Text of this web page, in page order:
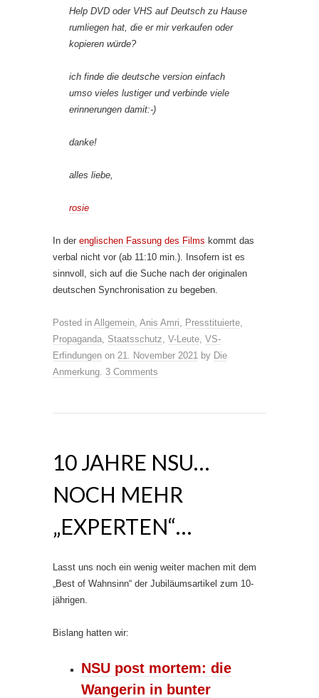
Help DVD oder VHS auf Deutsch zu Hause
rumliegen hat, die er mir verkaufen oder
kopieren würde?
ich finde die deutsche version einfach
umso vieles lustiger und verbinde viele
erinnerungen damit:-)
danke!
alles liebe,
rosie
In der englischen Fassung des Films kommt das
verbal nicht vor (ab 11:10 min.). Insofern ist es
sinnvoll, sich auf die Suche nach der originalen
deutschen Synchronisation zu begeben.
Posted in Allgemein Anis Amri Presstituierte
Propaganda Staatsschutz V-Leute VS-
Erfindungen on 21. November 2021 by Die
Anmerkung 3 Comments
10 JAHRE NSU…
NOCH MEHR
„EXPERTEN“…
Lasst uns noch ein wenig weiter machen mit dem
„Best of Wahnsinn“ der Jubiläumsartikel zum 10-
jährigen.
Bislang hatten wir:
NSU post mortem: die
Wangerin in bunter